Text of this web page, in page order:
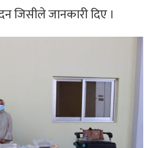
जिसीले जानकारी दिए ।